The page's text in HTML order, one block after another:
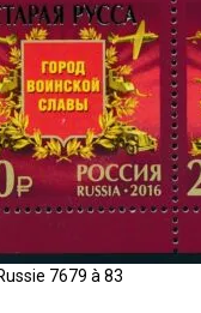
7679 à 83